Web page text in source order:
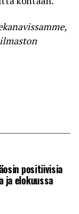
positiivisia
elokuussa